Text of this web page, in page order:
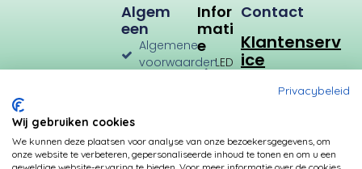
Infor
Mati
E
LED
Verbruik
Algem
Een
Algemene
voorwaarden
Privacybeleid
Contact
Klantenserv
ice
Privacybeleid
Wij gebruiken cookies
We kunnen deze plaatsen voor analyse van onze bezoekersgegevens, om
onze website te verbeteren, gepersonaliseerde inhoud te tonen en om u een